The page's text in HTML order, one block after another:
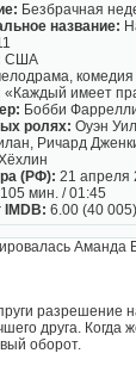
Безбрачная
название:
США
комедия
«Каждый имеет
Бобби
ролях: Оуэн
Ричард
(РФ): 21 апреля
105 мин. / 01:45
IMDB: 6.00 (40 005)
Аманда
друга.
оборот.